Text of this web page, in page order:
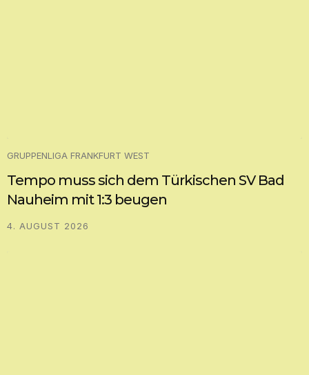
GRUPPENLIGA FRANKFURT WEST
Tempo muss sich dem Türkischen SV Bad
Nauheim mit 1:3 beugen
4. AUGUST 2026